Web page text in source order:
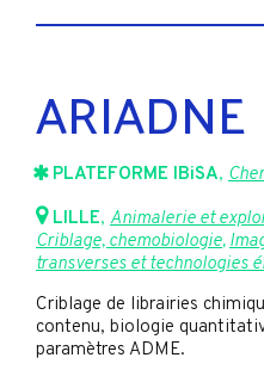
ARIADNE
PLATEFORME IBiSA,
LILLE, Animalerie et
Criblage, chemobiologie,
transverses et technologies
Criblage de librairies
contenu, biologie
paramètres ADME.